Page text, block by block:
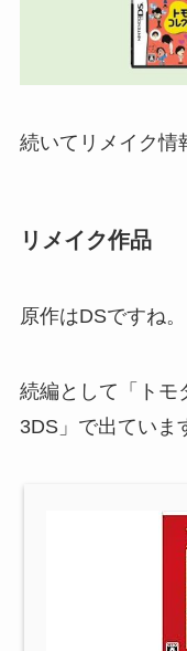
続いてリメイク情
リメイク作品
原作はDSですね
続編として「ト
3DS」で出ていま